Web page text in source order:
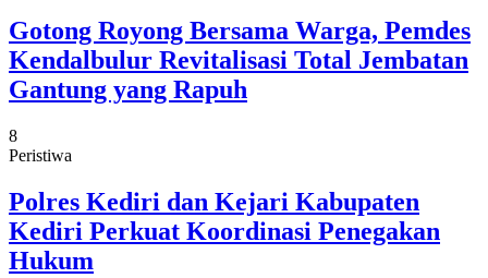
Gotong Royong Bersama Warga, Pemdes
Kendalbulur Revitalisasi Total Jembatan
Gantung yang Rapuh
8
Peristiwa
Polres Kediri dan Kejari Kabupaten
Kediri Perkuat Koordinasi Penegakan
Hukum